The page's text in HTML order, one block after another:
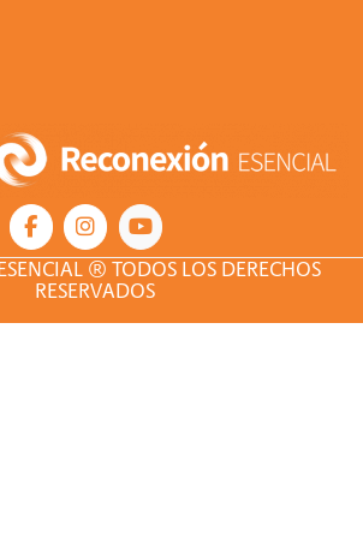
® TODOS LOS DERECHOS
RESERVADOS